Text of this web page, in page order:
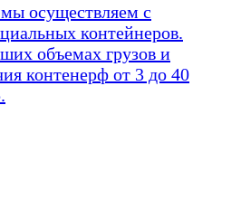
осуществляем с
контейнеров.
объемах грузов и
контенерф от 3 до 40